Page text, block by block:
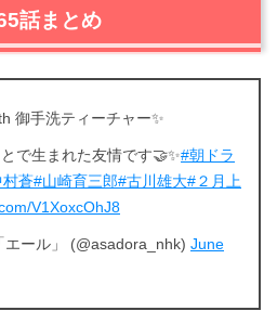
話まとめ
御手洗ティーチャー✨
で生まれた友情です🤝✨#朝ドラ
村蒼#山崎育三郎#古川雄大#２月上
V1XoxcOhJ8
ール」 (@asadora_nhk) June